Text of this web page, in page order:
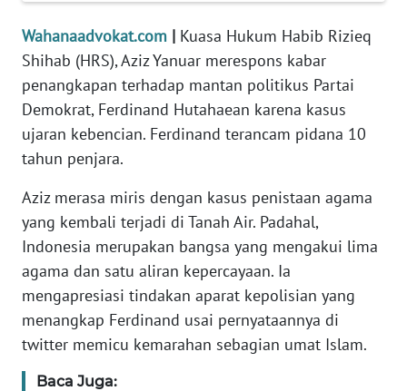
Wahanaadvokat.com | Kuasa Hukum Habib Rizieq
Shihab (HRS), Aziz Yanuar merespons kabar
penangkapan terhadap mantan politikus Partai
Demokrat, Ferdinand Hutahaean karena kasus
ujaran kebencian. Ferdinand terancam pidana 10
tahun penjara.
Aziz merasa miris dengan kasus penistaan agama
yang kembali terjadi di Tanah Air. Padahal,
Indonesia merupakan bangsa yang mengakui lima
agama dan satu aliran kepercayaan. Ia
mengapresiasi tindakan aparat kepolisian yang
menangkap Ferdinand usai pernyataannya di
twitter memicu kemarahan sebagian umat Islam.
Baca Juga:
WALINKI
Informasi
INDEKS
BERITA
KONTAK
KAMI
INFO
IKLAN
TENTANG